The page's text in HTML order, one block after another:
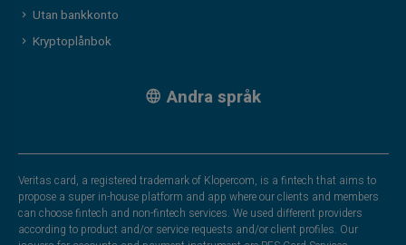
Utan bankkonto
Kryptoplånbok
Andra språk
Veritas card, a registered trademark of Klopercom, is a fintech that aims to
propose a super in-house platform and app where our clients and members
can choose fintech and non-fintech services. We used different providers
according to product and/or service requests and/or client profiles. Our